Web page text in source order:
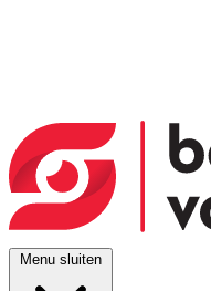
Menu sluiten